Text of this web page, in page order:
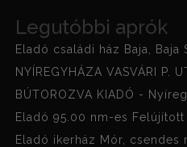
Legutóbbi aprók
Eladó családi ház Baja, Baja
NYÍREGYHÁZA VASVÁRI P.
BÚTOROZVA KIADÓ -
Eladó 95.00 nm-es
Eladó ikerház Mór, csendes